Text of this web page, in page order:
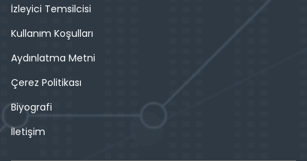
İzleyici Temsilcisi
Kullanım Koşulları
Aydınlatma Metni
Çerez Politikası
Biyografi
İletişim